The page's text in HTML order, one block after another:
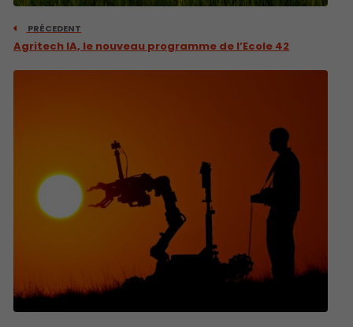
PRÉCEDENT
Agritech IA, le nouveau programme de l’Ecole 42